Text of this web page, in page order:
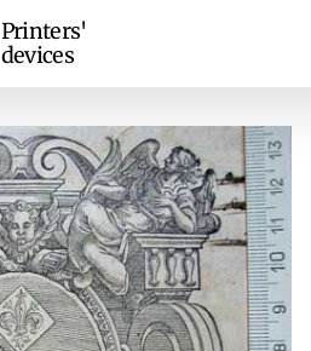
Printers'
devices